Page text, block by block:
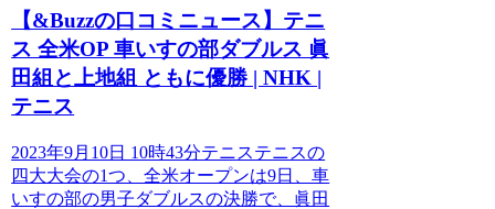
【&Buzzの口コミニュース】テニ
ス 全米OP 車いすの部ダブルス 眞
田組と上地組 ともに優勝 | NHK |
テニス
2023年9月10日 10時43分テニステニスの
四大大会の1つ、全米オープンは9日、車
いすの部の男子ダブルスの決勝で、眞田